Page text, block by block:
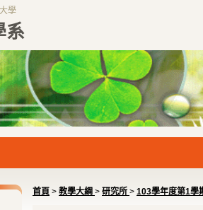
系
學
首頁 > 教學大綱 > 研究所 > 103學年度第1學